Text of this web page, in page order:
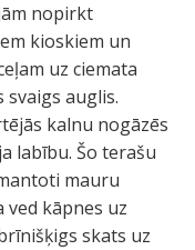
nopirkt
kioskiem un
uz ciemata
auglis.
kalnu nogāzēs
labību. Šo terašu
mauru
ved kāpnes uz
skats uz